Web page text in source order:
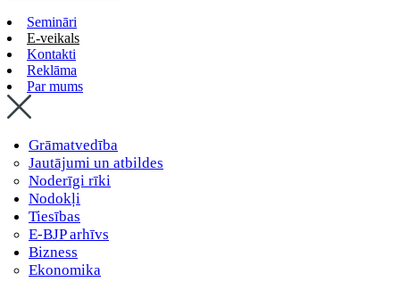
Semināri
E-veikals
Kontakti
Reklāma
Par mums
Grāmatvedība
Jautājumi un atbildes
Noderīgi rīki
Nodokļi
Tiesības
E-BJP arhīvs
Bizness
Ekonomika